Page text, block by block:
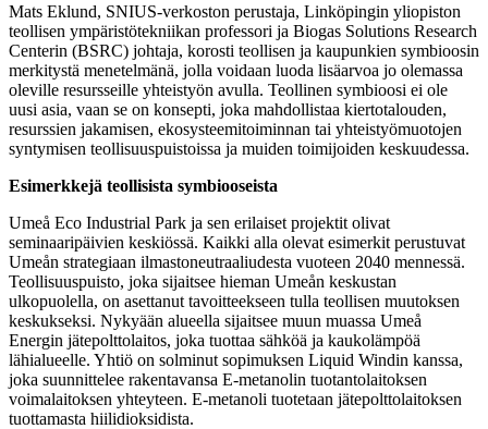
Mats Eklund, SNIUS-verkoston perustaja, Linköpingin yliopiston
teollisen ympäristötekniikan professori ja Biogas Solutions Research
Centerin (BSRC) johtaja, korosti teollisen ja kaupunkien symbioosin
merkitystä menetelmänä, jolla voidaan luoda lisäarvoa jo olemassa
oleville resursseille yhteistyön avulla. Teollinen symbioosi ei ole
uusi asia, vaan se on konsepti, joka mahdollistaa kiertotalouden,
resurssien jakamisen, ekosysteemitoiminnan tai yhteistyömuotojen
syntymisen teollisuuspuistoissa ja muiden toimijoiden keskuudessa.
Esimerkkejä teollisista symbiooseista
Umeå Eco Industrial Park ja sen erilaiset projektit olivat
seminaaripäivien keskiössä. Kaikki alla olevat esimerkit perustuvat
Umeån strategiaan ilmastoneutraaliudesta vuoteen 2040 mennessä.
Teollisuuspuisto, joka sijaitsee hieman Umeån keskustan
ulkopuolella, on asettanut tavoitteekseen tulla teollisen muutoksen
keskukseksi. Nykyään alueella sijaitsee muun muassa Umeå
Energin jätepolttolaitos, joka tuottaa sähköä ja kaukolämpöä
lähialueelle. Yhtiö on solminut sopimuksen Liquid Windin kanssa,
joka suunnittelee rakentavansa E-metanolin tuotantolaitoksen
voimalaitoksen yhteyteen. E-metanoli tuotetaan jätepolttolaitoksen
tuottamasta hiilidioksidista.